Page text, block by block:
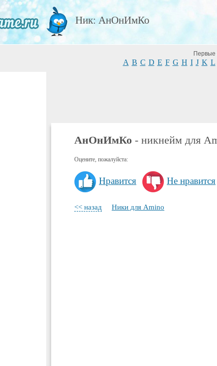
Ник: АнОнИмКо
Первые
A B C D E F G H I J K L
АнОнИмКо - никнейм для
Оцените, пожалуйста:
Нравится Не нравится
<< назад Ники для Amino